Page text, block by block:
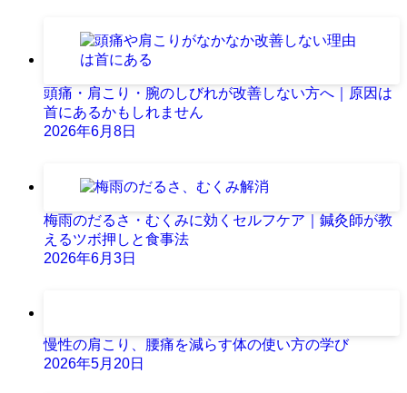
頭痛・肩こり・腕のしびれが改善しない方へ｜原因は
首にあるかもしれません
2026年6月8日
梅雨のだるさ・むくみに効くセルフケア｜鍼灸師が教
えるツボ押しと食事法
2026年6月3日
慢性の肩こり、腰痛を減らす体の使い方の学び
2026年5月20日